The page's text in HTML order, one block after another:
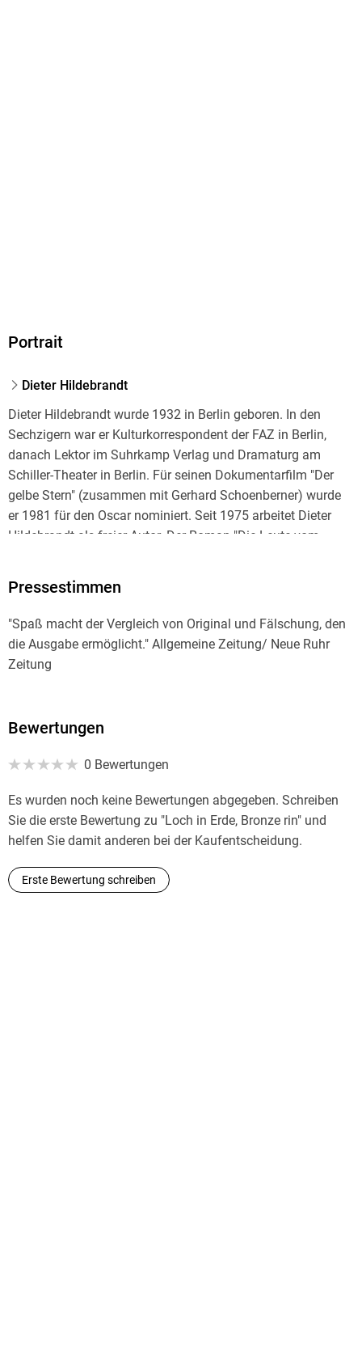
Portrait
Dieter Hildebrandt
Dieter Hildebrandt wurde 1932 in Berlin geboren. In den
Sechzigern war er Kulturkorrespondent der FAZ in Berlin,
danach Lektor im Suhrkamp Verlag und Dramaturg am
Schiller-Theater in Berlin. Für seinen Dokumentarfilm "Der
gelbe Stern" (zusammen mit Gerhard Schoenberner) wurde
er 1981 für den Oscar nominiert. Seit 1975 arbeitet Dieter
Hildebrandt als freier Autor. Der Roman "Die Leute vom
Kulturgeschichte des Klaviers "Pianoforte" sind Longseller
geworden. Sein neustes Buch ist die Biographie "Schillers
erste Heldin" über dessen Schwester Christophine.
Pressestimmen
"Spaß macht der Vergleich von Original und Fälschung, den
die Ausgabe ermöglicht." Allgemeine Zeitung/ Neue Ruhr
Zeitung
Bewertungen
0 Bewertungen
Es wurden noch keine Bewertungen abgegeben. Schreiben
Sie die erste Bewertung zu "Loch in Erde, Bronze rin" und
helfen Sie damit anderen bei der Kaufentscheidung.
Erste Bewertung schreiben